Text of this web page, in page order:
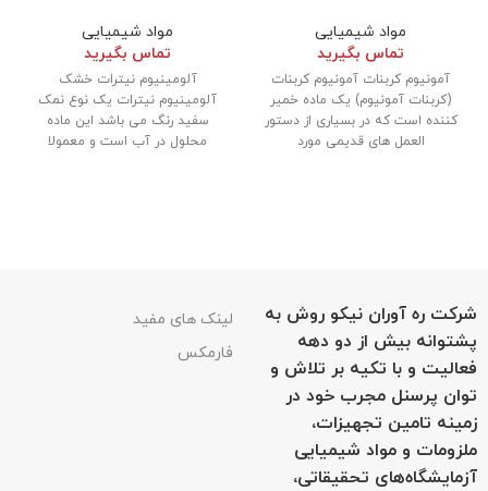
مواد شیمیایی
تماس بگیرید
آمونیوم کربنات آمونیوم کربنات
(کربنات آمونیوم) یک ماده خمیر
کننده است که در بسیاری از دستور
العمل های قدیمی مورد
مواد شیمیایی
تماس بگیرید
آلومینیوم نیترات خشک
آلومینیوم نیترات یک نوع نمک
سفید رنگ می باشد این ماده
محلول در آب است و معمولا
شرکت ره آوران نیکو روش به
پشتوانه بیش از دو دهه
فعالیت و با تکیه بر تلاش و
توان پرسنل مجرب خود در
زمینه تامین تجهیزات،
ملزومات و مواد شیمیایی
آزمایشگاه‌های تحقیقاتی،
لینک های مفید
فارمکس